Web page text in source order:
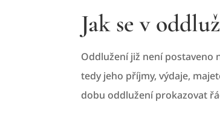
Jak se v
Oddlužení již není postaveno
tedy jeho příjmy, výdaje,
dobu oddlužení prokazovat